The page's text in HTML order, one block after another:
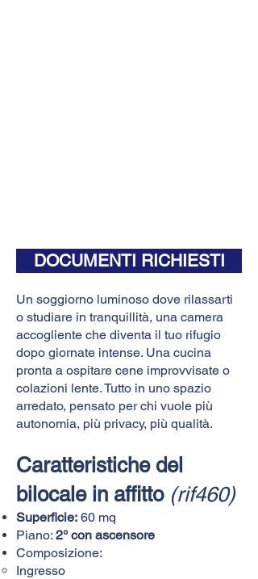
DOCUMENTI RICHIESTI
Un soggiorno luminoso dove rilassarti
o studiare in tranquillità, una camera
accogliente che diventa il tuo rifugio
dopo giornate intense. Una cucina
pronta a ospitare cene improvvisate o
colazioni lente. Tutto in uno spazio
arredato, pensato per chi vuole più
autonomia, più privacy, più qualità.
Caratteristiche del
bilocale in affitto (rif460)
Superficie: 60 mq
Piano: 2° con ascensore
Composizione:
Ingresso